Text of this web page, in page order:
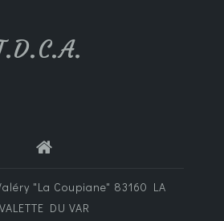
"La Coupiane" 83160 LA
VALETTE DU VAR